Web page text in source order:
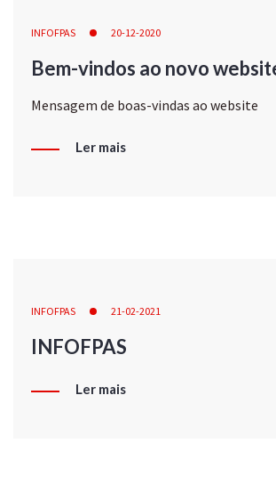
INFOFPAS 20-12-2020
Bem-vindos ao novo
Mensagem de boas-vindas ao website
Ler mais
INFOFPAS 21-02-2021
INFOFPAS
Ler mais